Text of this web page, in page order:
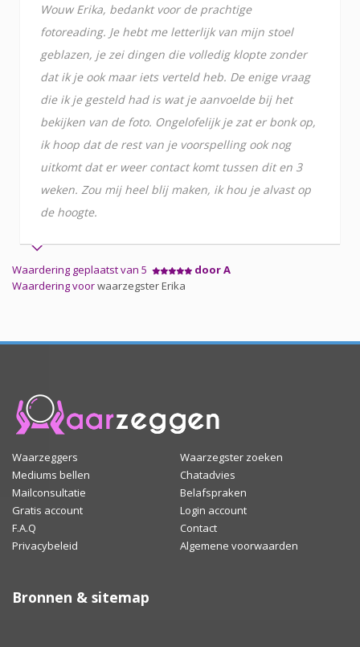
Wouw Erika, bedankt voor de prachtige
fotoreading. Je hebt me letterlijk van mijn stoel
geblazen, je zei dingen die volledig klopte zonder
dat ik je ook maar iets verteld heb. De enige vraag
die ik je gesteld had is wat je aanvoelde bij het
bekijken van de foto. Ongelofelijk je zat er bonk op,
ik hoop dat de rest van je voorspelling ook nog
uitkomt dat er weer contact komt tussen dit en 3
weken. Zou mij heel blij maken, ik hou je alvast op
de hoogte.
Waardering geplaatst van 5
door A
Waardering voorwaarzegster Erika
Waarzeggers
Waarzegster zoeken
Mediums bellen
Chatadvies
Mailconsultatie
Belafspraken
Gratis account
Login account
F.A.Q
Contact
Privacybeleid
Algemene voorwaarden
Bronnen & sitemap